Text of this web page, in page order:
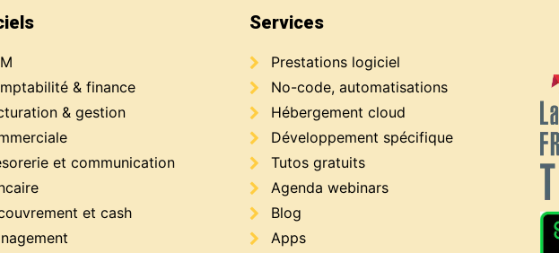
& finance
& gestion
et communication
et cash
Services
Prestations logiciel
No-code, automatisations
Hébergement cloud
Développement spécifique
Tutos gratuits
Agenda webinars
Blog
Apps